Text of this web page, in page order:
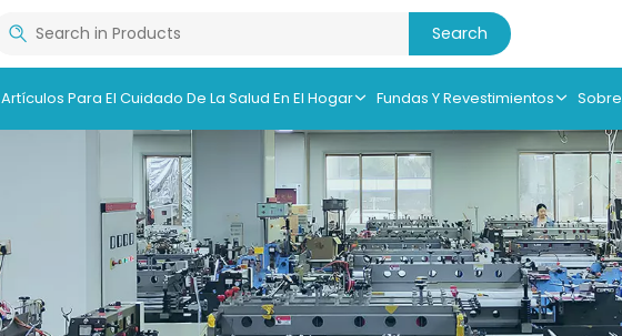
Artículos Para El Cuidado De La Salud En El Hogar Fundas Y Revestimientos